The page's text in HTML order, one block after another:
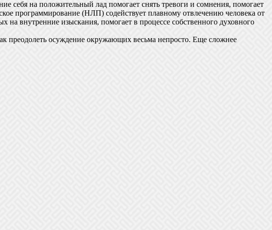
себя на положительный лад помогает снять тревоги и сомнения, помогает
программирование (НЛП) содействует плавному отвлечению человека от
на внутренние изыскания, помогает в процессе собственного духовного
преодолеть осуждение окружающих весьма непросто. Еще сложнее